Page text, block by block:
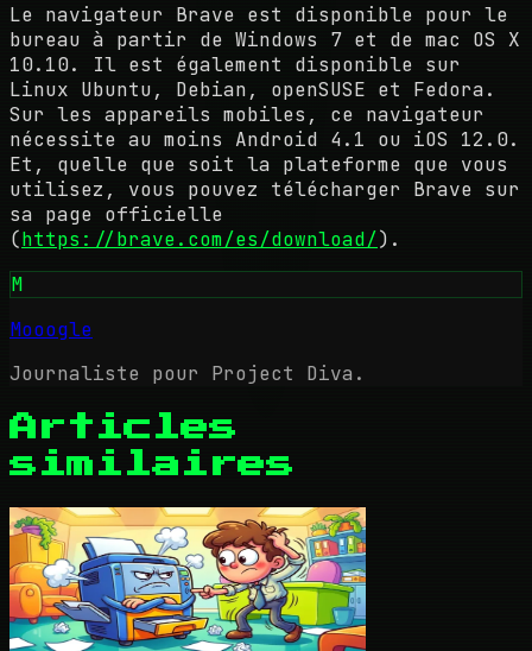
Le navigateur Brave est disponible pour le
bureau à partir de Windows 7 et de mac OS X
10.10. Il est également disponible sur
Linux Ubuntu, Debian, openSUSE et Fedora.
Sur les appareils mobiles, ce navigateur
nécessite au moins Android 4.1 ou iOS 12.0.
Et, quelle que soit la plateforme que vous
utilisez, vous pouvez télécharger Brave sur
sa page officielle
(https://brave.com/es/download/).
M
Mooogle
Journaliste pour Project Diva.
Articles
similaires